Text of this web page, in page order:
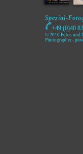
Spezial-
+49 (0)40
© 2010 Fotos und
Photographer -